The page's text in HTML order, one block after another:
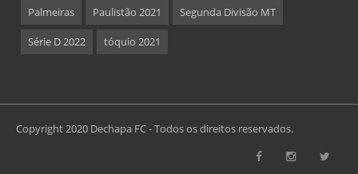
Palmeiras Paulistão 2021 Segunda Divisão MT
Série D 2022 tóquio 2021
Copyright 2020 Dechapa FC - Todos os direitos reservados.